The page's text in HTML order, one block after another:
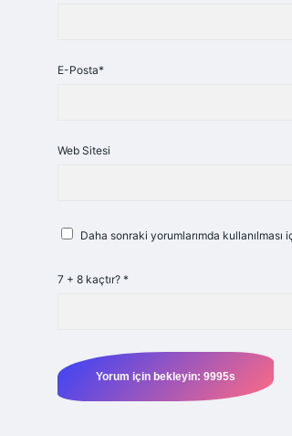
E-Posta*
Web Sitesi
Daha sonraki yorumlarımda
7 + 8 kaçtır? *